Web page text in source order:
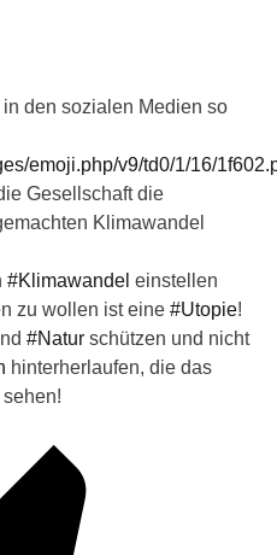
den sozialen Medien so
emoji.php/v9/td0/1/16/
Gesellschaft die
Klimawandel
#Klimawandel einstellen
zu wollen ist eine #Utopie!
#Natur schützen und nicht
hinterherlaufen, die das
sehen!